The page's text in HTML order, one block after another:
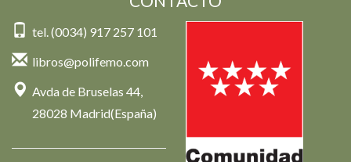
tel. (0034) 917 257 101
libros@polifemo.com
Avda de Bruselas 44,
28028 Madrid(España)